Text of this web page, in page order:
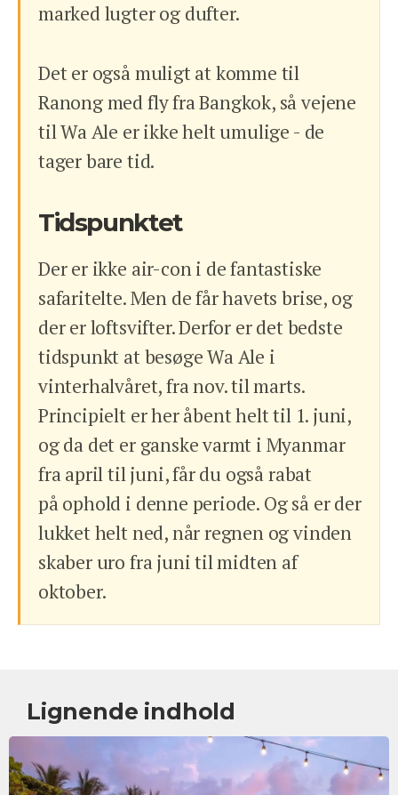
marked lugter og dufter.
Det er også muligt at komme til
Ranong med fly fra Bangkok, så vejene
til Wa Ale er ikke helt umulige - de
tager bare tid.
Tidspunktet
Der er ikke air-con i de fantastiske
safaritelte. Men de får havets brise, og
der er loftsvifter. Derfor er det bedste
tidspunkt at besøge Wa Ale i
vinterhalvåret, fra nov. til marts.
Principielt er her åbent helt til 1. juni,
og da det er ganske varmt i Myanmar
fra april til juni, får du også rabat
på ophold i denne periode. Og så er der
lukket helt ned, når regnen og vinden
skaber uro fra juni til midten af
oktober.
Lignende indhold